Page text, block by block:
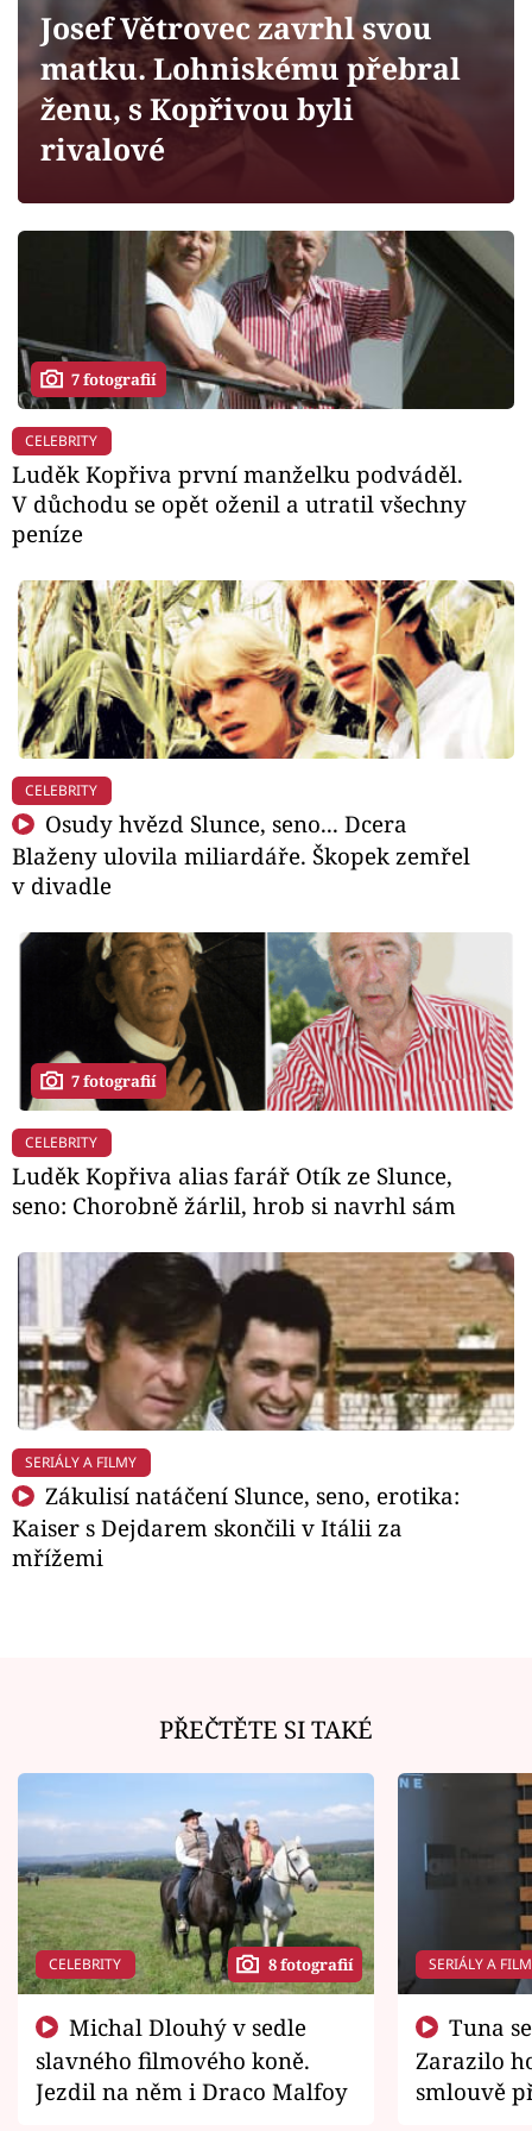
Sledujte prima+
Filmový festival Karlovy Vary
Mámy sobě
Přihlášení
Sledujte nás
Josef Větrovec zavrhl svou
matku. Lohniskému přebral
ženu, s Kopřivou byli
rivalové
7 fotografií
CELEBRITY
Luděk Kopřiva první manželku podváděl.
V důchodu se opět oženil a utratil všechny
peníze
CELEBRITY
Osudy hvězd Slunce, seno... Dcera
Blaženy ulovila miliardáře. Škopek zemřel
v divadle
7 fotografií
CELEBRITY
Luděk Kopřiva alias farář Otík ze Slunce,
seno: Chorobně žárlil, hrob si navrhl sám
SERIÁLY A FILMY
Zákulisí natáčení Slunce, seno, erotika:
Kaiser s Dejdarem skončili v Itálii za
mřížemi
PŘEČTĚTE SI TAKÉ
CELEBRITY 8 fotografií
slavného filmového koně.
Jezdil na něm i Draco Malfoy
SERIÁLY A
Zarazilo
smlouvě